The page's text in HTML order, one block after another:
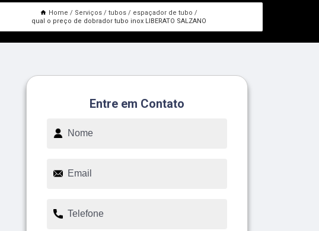
Home Serviços tubos
espaçador de tubo
qual o preço de dobrador tubo inox LIBERATO SALZANO
Entre em Contato